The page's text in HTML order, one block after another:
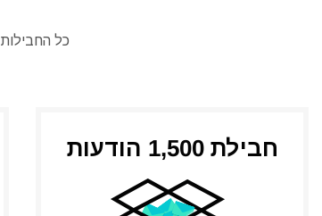
כל החבילות
חבילת 1,500 הודעות